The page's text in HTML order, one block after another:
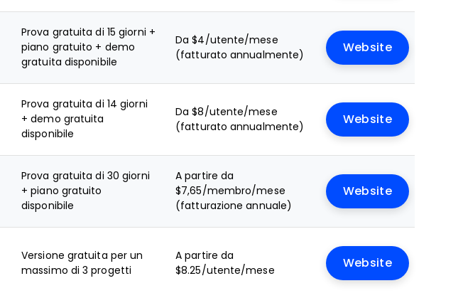
Prova gratuita di 15 giorni +
piano gratuito + demo
gratuita disponibile
Da $4/utente/mese
(fatturato annualmente)
Website
Prova gratuita di 14 giorni
+ demo gratuita
disponibile
Da $8/utente/mese
(fatturato annualmente)
Website
Prova gratuita di 30 giorni
+ piano gratuito
disponibile
A partire da
$7,65/membro/mese
(fatturazione annuale)
Website
Versione gratuita per un
massimo di 3 progetti
A partire da
$8.25/utente/mese
Website